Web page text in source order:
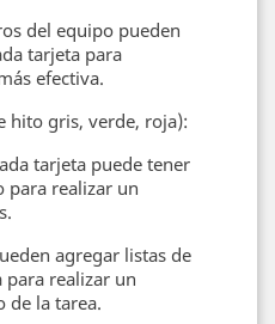
del equipo pueden
tarjeta para
efectiva.
hito gris, verde, roja):
tarjeta puede tener
para realizar un
agregar listas de
para realizar un
de la tarea.